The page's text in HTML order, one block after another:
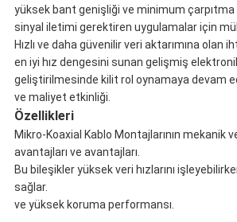
yüksek bant genişliği ve minimum
sinyal iletimi gerektiren uygulamalar için
Hızlı ve daha güvenilir veri aktarımına olan
en iyi hız dengesini sunan gelişmiş
geliştirilmesinde kilit rol oynamaya devam
ve maliyet etkinliği.
Özellikleri
Mikro-Koaxial Kablo Montajlarının mekanik
avantajları ve avantajları.
Bu bileşikler yüksek veri hızlarını
sağlar.
ve yüksek koruma performansı.